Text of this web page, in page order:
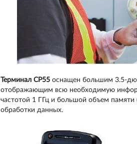
Терминал CP55оснащен большим 3.5-
отображающим всю необходимую
частотой 1 ГГц и большой объем
обработки данных.